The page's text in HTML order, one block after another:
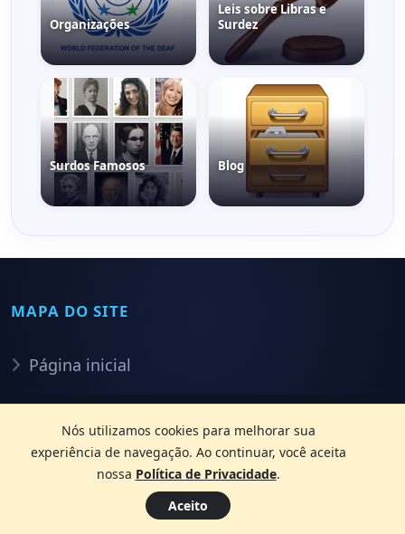
Organizações
Leis sobre Libras e
Surdez
Surdos Famosos Blog
MAPA DO SITE
Página inicial
Artigos
Perguntas e Respostas
Receber Materiais Grátis
Nós utilizamos cookies para melhorar sua
experiência de navegação. Ao continuar, você aceita
nossa Política de Privacidade.
Aceito